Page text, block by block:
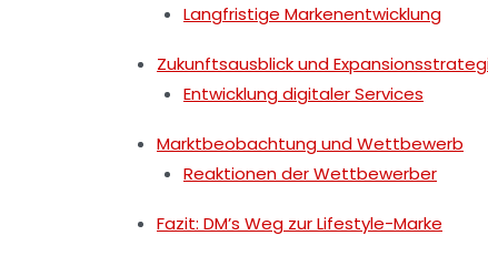
Langfristige Markenentwicklung
Zukunftsausblick und
Entwicklung digitaler Services
Marktbeobachtung und Wettbewerb
Reaktionen der Wettbewerber
Fazit: DM’s Weg zur Lifestyle-Marke